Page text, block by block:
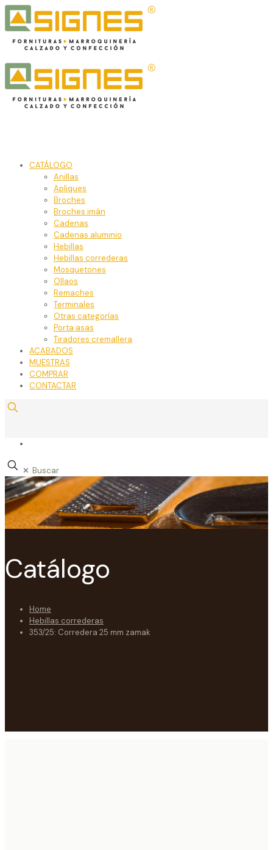
CATÁLOGO
Anillas
Apliques
Broches
Broches imán
Cadenas
Cadenas aluminio
Hebillas
Hebillas correderas
Mosquetones
Ollaos
Remaches
Terminales
Otras categorías
Porta asas
Tiradores cremallera
ACABADOS
MUESTRAS
COMPRAR
CONTACTAR
✕
Catálogo
Home
Hebillas correderas
353/25: Corredera 25 mm zamak